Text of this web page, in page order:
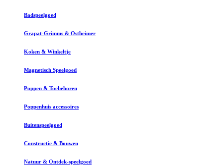
Badspeelgoed
Grapat-Grimms & Ostheimer
Koken & Winkeltje
Magnetisch Speelgoed
Poppen & Toebehoren
Poppenhuis accessoires
Buitenspeelgoed
Constructie & Bouwen
Natuur & Ontdek-speelgoed